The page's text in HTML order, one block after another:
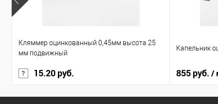
Кляммер оцинкованный 0,45мм высота 25
мм подвижный
15.20 руб.
Капельник
855 руб. /